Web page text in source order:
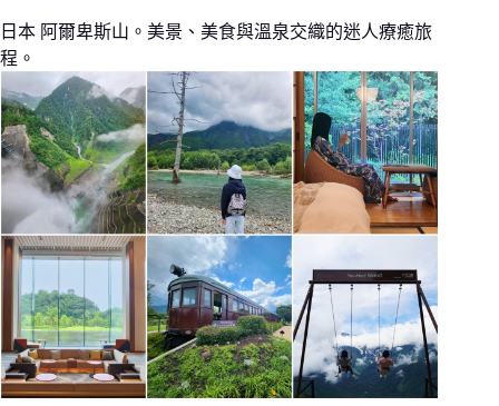
日本 阿爾卑斯山。美景、美食與溫泉交織的迷人療癒旅
程。